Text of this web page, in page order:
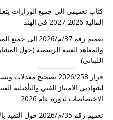
كتاب تعميمي الى جميع الوزارات
المالية 2026-2027 في الهند
تعميم رقم 37/م/
والمعاهد الفنية الرسمية (حول
اللبناني)
قرار 2026/258 تصحيح
لشهادتي الامتياز الفني والتأهيلية
الاختصاصات لدورة عام 2026
تعميم رقم 35/م/